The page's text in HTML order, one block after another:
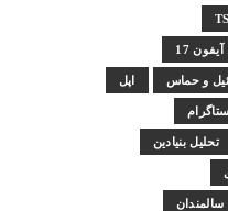
آیفون 17
و حماس اپل
تحلیل بنیادین
سالمندان